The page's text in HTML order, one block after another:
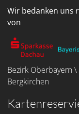
Wir bedanken uns
von
Bezirk Oberbayern
Bergkirchen